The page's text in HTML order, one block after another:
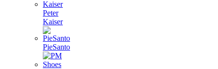
Peter
Kaiser
PieSanto